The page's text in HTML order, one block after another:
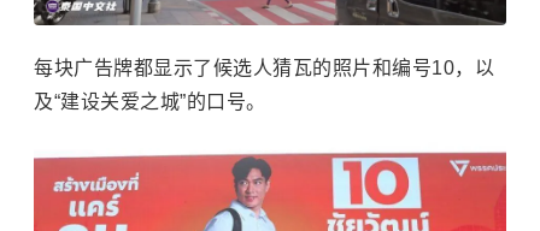
每块广告牌都显示了候选人猜瓦的照片和编号10，以
及“建设关爱之城”的口号。